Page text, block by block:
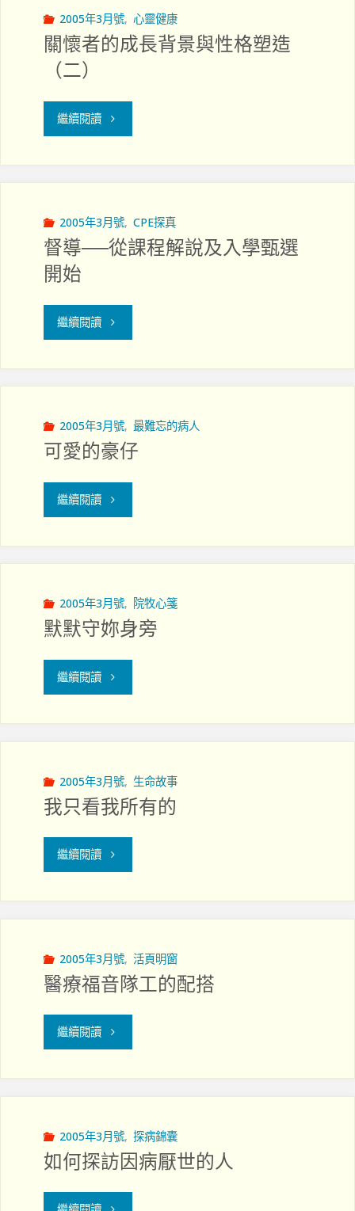
一
塊
頭"
2005年3月號, 心靈健康
關懷者的成長背景與性格塑造
（二）
繼續閱讀"關
的
成
背
性
格
塑
2005年3月號, CPE探真
督導──從課程解說及入學甄選
開始
繼續閱讀"督
從
課
程
入
學
甄
始"
2005年3月號, 最難忘的病人
可愛的豪仔
繼續閱讀"可
豪
仔"
2005年3月號, 院牧心箋
默默守妳身旁
繼續閱讀"默
妳
身
旁"
2005年3月號, 生命故事
我只看我所有的
繼續閱讀"我
我
所
有
2005年3月號, 活頁明窗
醫療福音隊工的配搭
繼續閱讀"醫
音
隊
工
2005年3月號, 探病錦囊
如何探訪因病厭世的人